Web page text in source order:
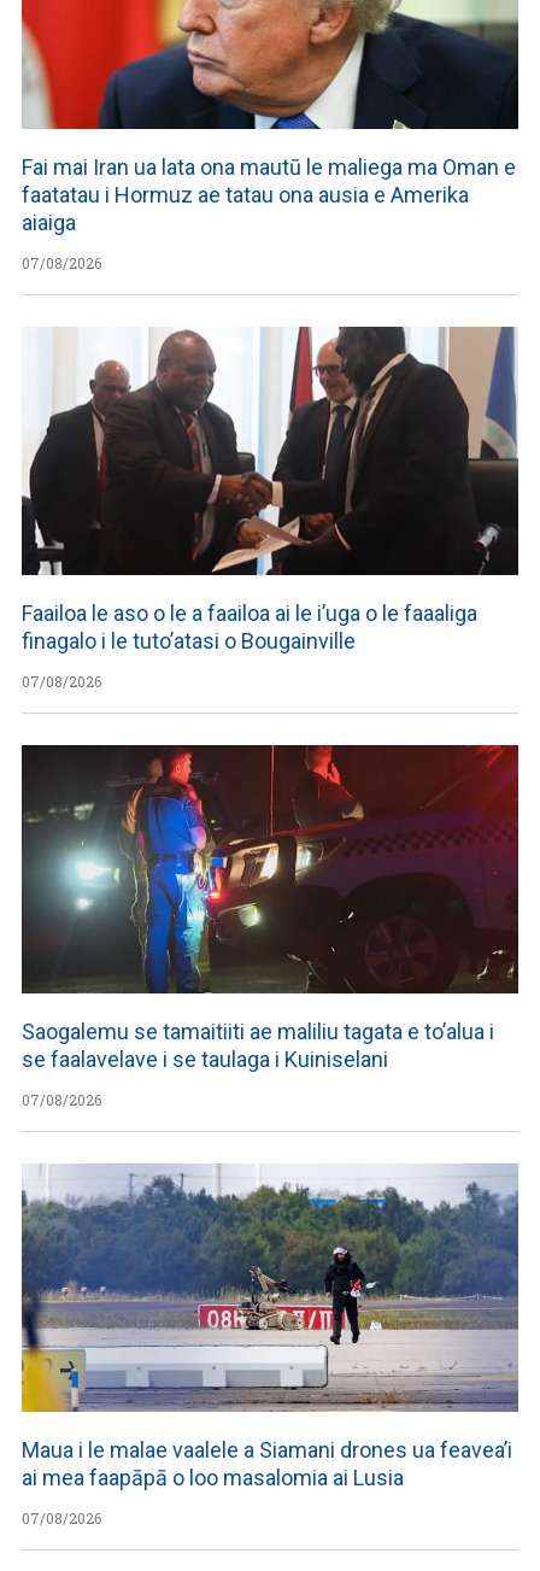
Fai mai Iran ua lata ona mautū le maliega ma Oman e
faatatau i Hormuz ae tatau ona ausia e Amerika
aiaiga
07/08/2026
Faailoa le aso o le a faailoa ai le i’uga o le faaaliga
finagalo i le tuto’atasi o Bougainville
07/08/2026
Saogalemu se tamaitiiti ae maliliu tagata e to’alua i
se faalavelave i se taulaga i Kuiniselani
07/08/2026
Maua i le malae vaalele a Siamani drones ua feavea’i
ai mea faapāpā o loo masalomia ai Lusia
07/08/2026